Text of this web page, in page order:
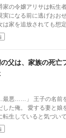
家の令嬢アリサは転生
実になる前に逃げおお
は家を追放されても想
父は、家族の死亡
を愛娘の口からきいた瞬間、前
した俺。 愛する妻と娘
転生していると気づい
フラグは破壊するよ。